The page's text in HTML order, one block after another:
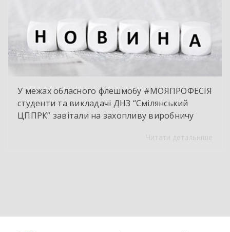
У межах обласного флешмобу #МОЯПРОФЕСІЯ
студенти та викладачі ДНЗ “Смілянський
ЦППРК” завітали на захопливу виробничу
НВК “Лідер”. Світлі кахлі, інноваційне
висококваліфікованих майбутніх фахівцях. […]
Читати детальніше